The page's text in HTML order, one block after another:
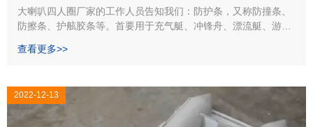
大喇叭四人圈厂家的工作人员告知我们：防护条，又称防撞条、
防擦条、护舷胶条等。首要用于充气艇、冲锋舟、漂流艇、游艇
料来选择。
查看更多>>
2022-12-13